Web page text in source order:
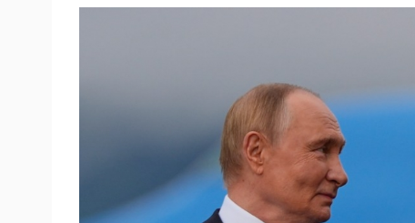
Sản phụ khoa
Tình yêu - Gia đình